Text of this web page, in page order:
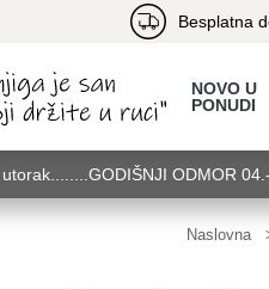
Besplatna
NOVO U
PONUDI
ODMOR
11.08.
kreću 11.08.
Naslovna